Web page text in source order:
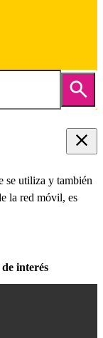
se utiliza y también
la red móvil, es
interés